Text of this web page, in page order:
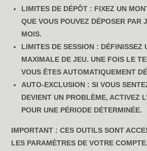
LIMITES DE DÉPÔT : FIXEZ UN
QUE VOUS POUVEZ DÉPOSER PAR
MOIS.
LIMITES DE SESSION : DÉFINISSEZ
MAXIMALE DE JEU. UNE FOIS LE
VOUS ÊTES AUTOMATIQUEMENT
AUTO-EXCLUSION : SI VOUS
DEVIENT UN PROBLÈME, ACTIVEZ
POUR UNE PÉRIODE DÉTERMINÉE.
IMPORTANT : CES OUTILS SONT
LES PARAMÈTRES DE VOTRE